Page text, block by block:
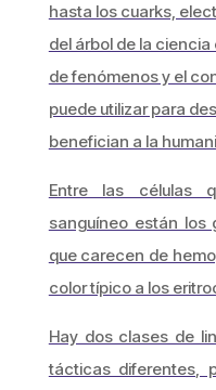
hasta los cuarks,
del árbol de la
de fenómenos y el
puede utilizar para
benefician a la
Entre las células
sanguíneo están los
que carecen de
color típico a los
Hay dos clases de
tácticas diferentes,